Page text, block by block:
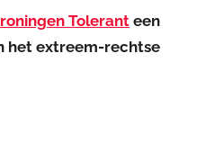
Tolerant een
het extreem-rechtse